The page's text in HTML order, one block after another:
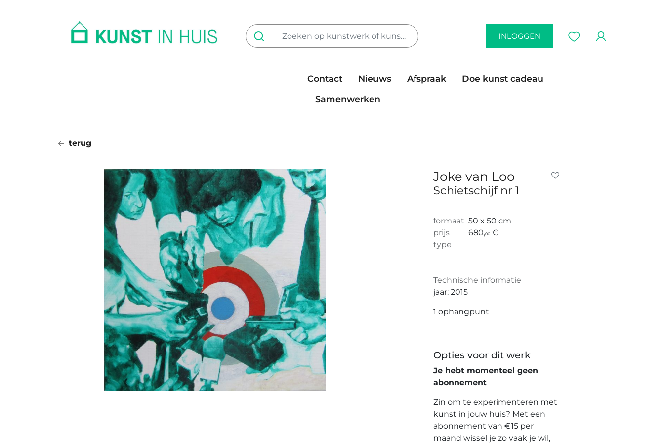
INLOGGEN
Contact Nieuws Afspraak
Doe kunst cadeau
Samenwerken
terug
Joke van Loo
Schietschijf nr 1
formaat 50 x 50 cm
prijs
680,00 €
type
Technische informatie
jaar: 2015
1 ophangpunt
Opties voor dit werk
Je hebt momenteel geen
abonnement
Zin om te experimenteren met
kunst in jouw huis? Met een
abonnement van €15 per
maand wissel je zo vaak je wil,